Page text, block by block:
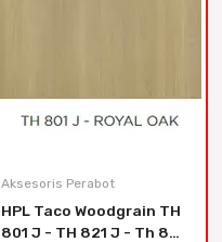
Aksesoris Perabot
HPL Taco Woodgrain TH
801 J - TH 821 J - Th 821